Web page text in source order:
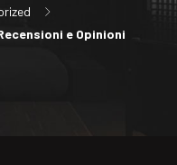
e Opinioni